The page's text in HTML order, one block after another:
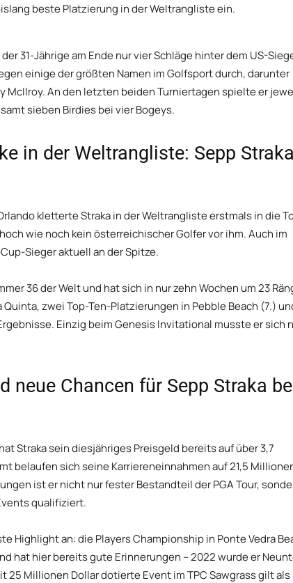
beste Platzierung in der Weltrangliste ein.
31-Jährige am Ende nur vier Schläge hinter dem US-
einige der größten Namen im Golfsport durch, darunter
McIlroy. An den letzten beiden Turniertagen spielte er
sieben Birdies bei vier Bogeys.
in der Weltrangliste: Sepp Straka
kletterte Straka in der Weltrangliste erstmals in die
wie noch kein österreichischer Golfer vor ihm. Auch im
Sieger aktuell an der Spitze.
36 der Welt und hat sich in nur zehn Wochen um 23
zwei Top-Ten-Platzierungen in Pebble Beach (7.)
Einzig beim Genesis Invitational musste er sich
neue Chancen für Sepp Straka
Straka sein diesjähriges Preisgeld bereits auf über 3,7
belaufen sich seine Karriereneinnahmen auf 21,5
ist er nicht nur fester Bestandteil der PGA Tour,
qualifiziert.
Highlight an: die Players Championship in Ponte Vedra
hat hier bereits gute Erinnerungen – 2022 wurde er
25 Millionen Dollar dotierte Event im TPC Sawgrass gilt als